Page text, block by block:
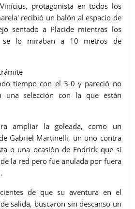
protagonista en todos los
recibió un balón al espacio de
sentado a Placide mientras los
se lo miraban a 10 metros de
tiempo con el 3-0 y pareció no
una selección con la que están
ampliar la goleada, como un
Gabriel Martinelli, un uno contra
o una ocasión de Endrick que sí
la red pero fue anulada por fuera
de que su aventura en el
salida, buscaron sin descanso un